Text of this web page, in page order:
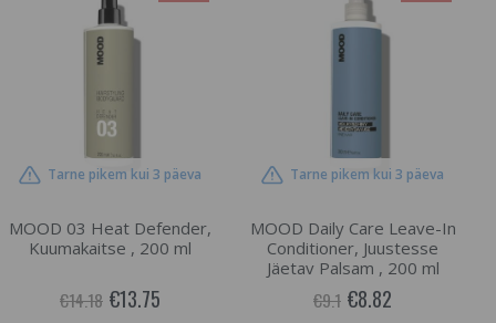
Tarne pikem kui 3 päeva
MOOD 03 Heat Defender,
Kuumakaitse , 200 ml
€14.18 €13.75
Tarne pikem kui 3 päeva
MOOD Daily Care Leave-In
Conditioner, Juustesse
Jäetav Palsam , 200 ml
€9.1 €8.82